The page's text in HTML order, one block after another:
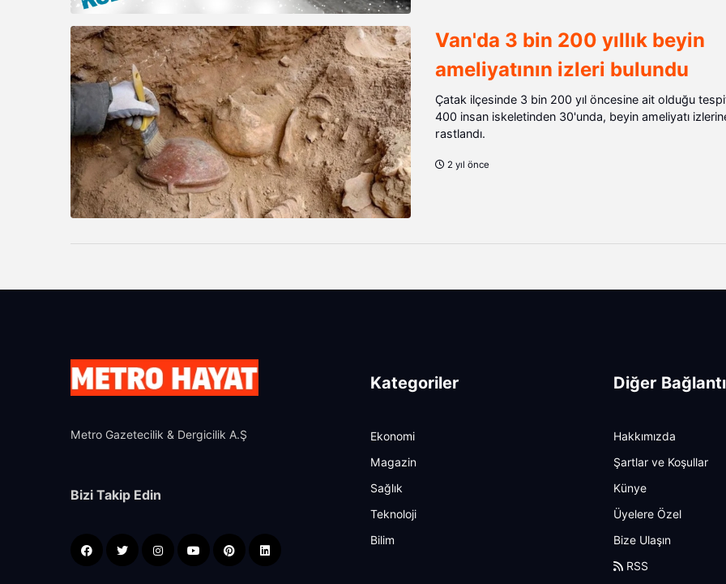
Van'da 3 bin 200 yıllık beyin
ameliyatının izleri bulundu
Çatak ilçesinde 3 bin 200 yıl öncesine ait olduğu
400 insan iskeletinden 30'unda, beyin ameliyatı
rastlandı.
2 yıl önce
Metro Gazetecilik & Dergicilik A.Ş
Bizi Takip Edin
Kategoriler
Ekonomi
Magazin
Sağlık
Teknoloji
Bilim
Diğer
Hakkımızda
Şartlar ve Koşullar
Künye
Üyelere Özel
Bize Ulaşın
RSS